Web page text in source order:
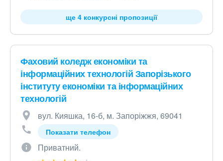
ще 4 конкурсні пропозиції
Фаховий коледж економіки та
інформаційних технологій Запорізького
інституту економіки та інформаційних
технологій
вул. Кияшка, 16-б, м. Запоріжжя, 69041
Показати телефон
Приватний.